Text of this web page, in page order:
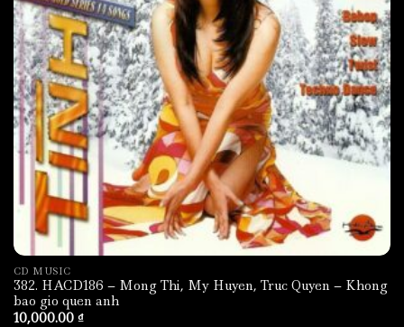
CD MUSIC
382. HACD186 – Mong Thi, My Huyen, Truc Quyen – Khong
bao gio quen anh
10,000.00 ₫